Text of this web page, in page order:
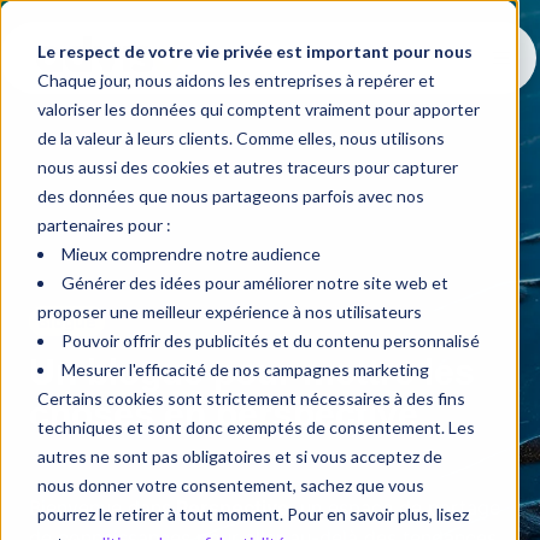
Le respect de votre vie privée est important pour nous
Chaque jour, nous aidons les entreprises à repérer et
valoriser les données qui comptent vraiment pour apporter
de la valeur à leurs clients. Comme elles, nous utilisons
nous aussi des cookies et autres traceurs pour capturer
des données que nous partageons parfois avec nos
partenaires pour :
Mieux comprendre notre audience
Générer des idées pour améliorer notre site web et
proposer une meilleur expérience à nos utilisateurs
Pouvoir offrir des publicités et du contenu personnalisé
Mesurer l'efficacité de nos campagnes marketing
Certains cookies sont strictement nécessaires à des fins
techniques et sont donc exemptés de consentement. Les
autres ne sont pas obligatoires et si vous acceptez de
nous donner votre consentement, sachez que vous
pourrez le retirer à tout moment. Pour en savoir plus, lisez
Blogue
Un blogue pour mettre les
choses en perspective
Bienvenue dansPerspective, un espace de partage